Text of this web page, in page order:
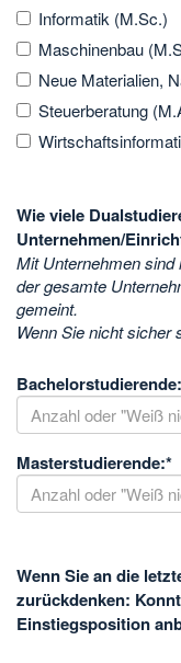
Informatik (M.Sc.)
Maschinenbau
Neue Materialien,
Steuerberatung
Wie viele
Unternehmen/
Mit Unternehmen sind
der gesamte
gemeint.
Wenn Sie nicht sicher
Bachelorstudierende:
Masterstudierende:*
Wenn Sie an die
zurückdenken:
Einstiegsposition